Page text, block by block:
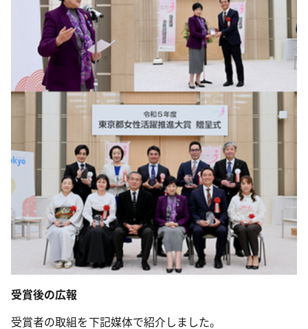
受賞後の広報
受賞者の取組を下記媒体で紹介しました。